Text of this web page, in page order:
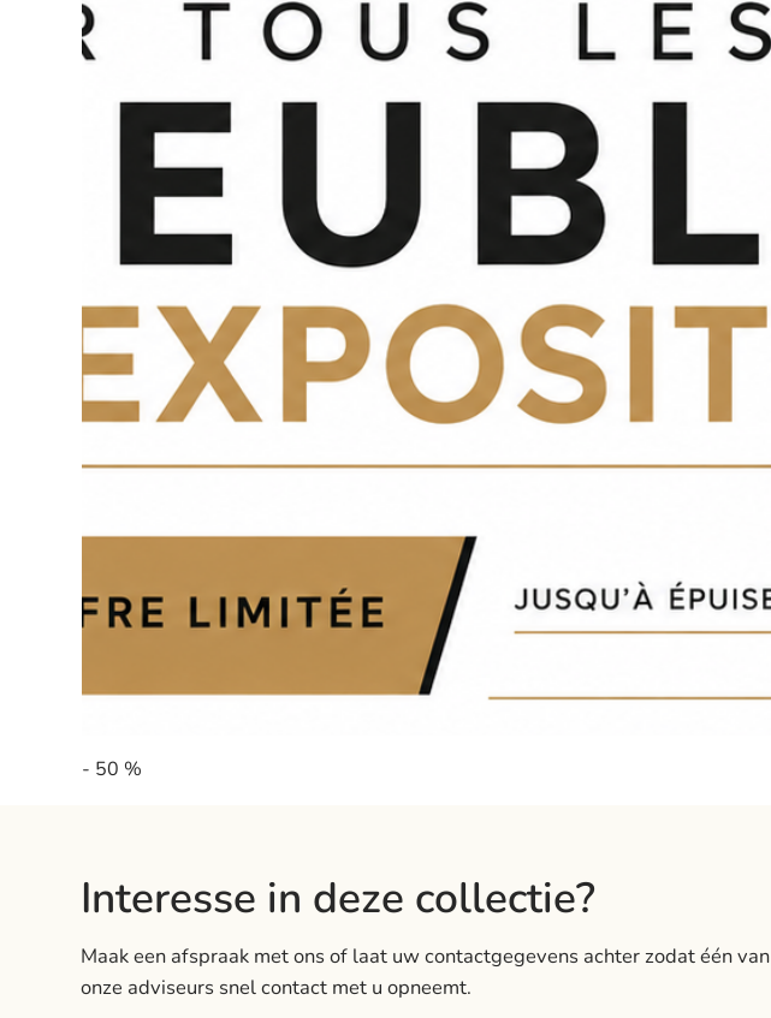
- 50 %
Interesse in deze collectie?
Maak een afspraak met ons of laat uw contactgegevens achter zodat één van
onze adviseurs snel contact met u opneemt.